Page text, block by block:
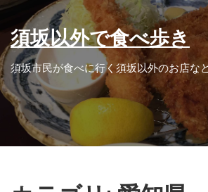
須坂以外で食べ歩き
須坂市民が食べに行く須坂以外のお店な